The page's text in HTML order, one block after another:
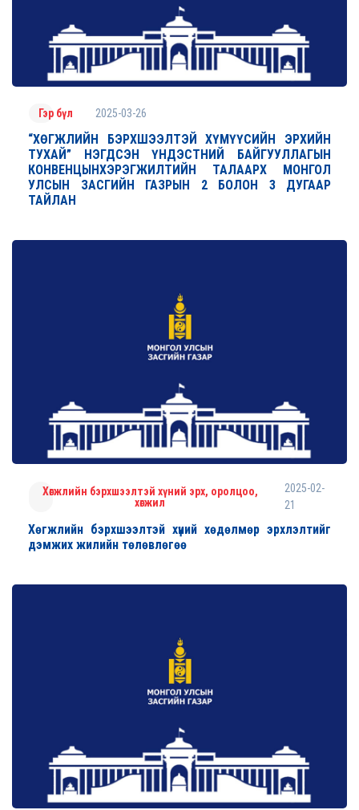
Гэр бүл 2025-03-26
“ХӨГЖЛИЙН БЭРХШЭЭЛТЭЙ ХҮМҮҮСИЙН ЭРХИЙН
ТУХАЙ” НЭГДСЭН ҮНДЭСТНИЙ БАЙГУУЛЛАГЫН
КОНВЕНЦЫНХЭРЭГЖИЛТИЙН ТАЛААРХ МОНГОЛ
УЛСЫН ЗАСГИЙН ГАЗРЫН 2 БОЛОН 3 ДУГААР
ТАЙЛАН
Хөгжлийн бэрхшээлтэй хүний эрх, оролцоо,
хөгжил
2025-02-
21
Хөгжлийн бэрхшээлтэй хүний хөдөлмөр эрхлэлтийг
дэмжих жилийн төлөвлөгөө